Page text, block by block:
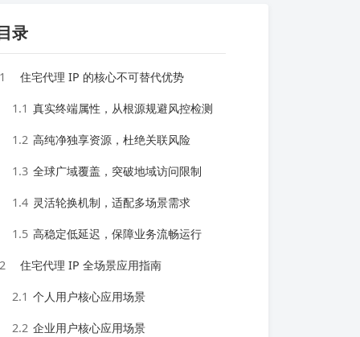
录
1 住宅代理 IP 的核心不可替代优势
1.1 真实终端属性，从根源规避风控检测
1.2 高纯净独享资源，杜绝关联风险
1.3 全球广域覆盖，突破地域访问限制
1.4 灵活轮换机制，适配多场景需求
1.5 高稳定低延迟，保障业务流畅运行
2 住宅代理 IP 全场景应用指南
2.1 个人用户核心应用场景
2.2 企业用户核心应用场景